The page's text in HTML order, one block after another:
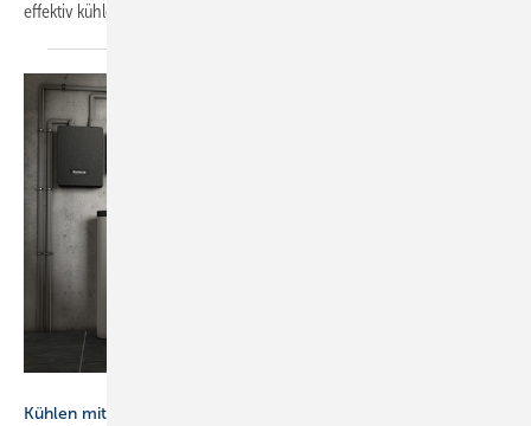
effektiv kühlen? Das IBP hat dies
Kühlen mit der Wärmepumpe